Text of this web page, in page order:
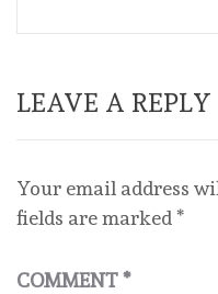
LEAVE A REPLY
Your email address
fields are marked *
COMMENT*